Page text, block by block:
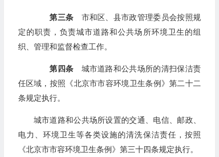
第三条 市和区、县市政管理委员会按照规
定的职责，负责城市道路和公共场所环境卫生的组
织、管理和监督检查工作。
第四条 城市道路和公共场所的清扫保洁责
任区域，按照《北京市市容环境卫生条例》第二十二
条规定执行。
城市道路和公共场所设置的交通、电信、邮政、
电力、环境卫生等各类设施的清洗保洁责任，按照
《北京市市容环境卫生条例》第三十四条规定执行。